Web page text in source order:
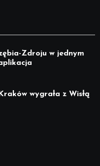
Zdroju w jednym
wygrała z Wisłą